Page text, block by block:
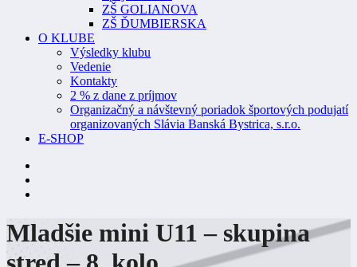
ZŠ GOLIANOVA
ZŠ ĎUMBIERSKA
O KLUBE
Výsledky klubu
Vedenie
Kontakty
2 % z dane z príjmov
Organizačný a návštevný poriadok športových podujatí
organizovaných Slávia Banská Bystrica, s.r.o.
E-SHOP
Mladšie mini U11 – skupina